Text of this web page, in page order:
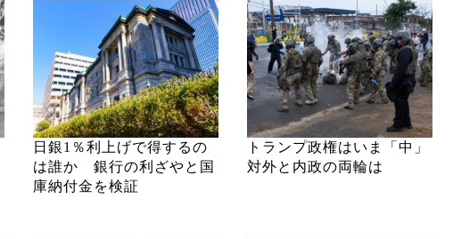
日銀1％利上げで得するの
は誰か 銀行の利ざやと国
庫納付金を検証
トランプ政権はいま「中」
対外と内政の両輪は